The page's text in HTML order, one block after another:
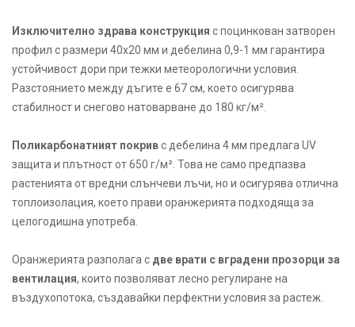
Изключително здрава конструкция с поцинкован затворен
профил с размери 40х20 мм и дебелина 0,9-1 мм гарантира
устойчивост дори при тежки метеорологични условия.
Разстоянието между дъгите е 67 см, което осигурява
стабилност и снегово натоварване до 180 кг/м².
Поликарбонатният покривс дебелина 4 мм предлага UV
защита и плътност от 650 г/м². Това не само предпазва
растенията от вредни слънчеви лъчи, но и осигурява отлична
топлоизолация, което прави оранжерията подходяща за
целогодишна употреба.
Оранжерията разполага с две врати с вградени прозорци за
вентилация, които позволяват лесно регулиране на
въздухопотока, създавайки перфектни условия за растеж.